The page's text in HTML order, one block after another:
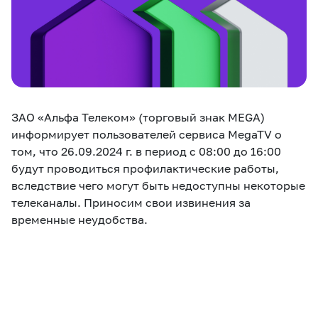
Услуги
Все услуги Развлечения Соц.сети
Звонки и SMS Подбор номера Доставка SIM
Компания
О нас Работа в MEGA
Партнерам
Карта офисов и
Сервисы
MegaTV MegaPay
ЗАО «Альфа Телеком» (торговый знак MEGA)
информирует пользователей сервиса MegaTV о
том, что 26.09.2024 г. в период с 08:00 до 16:00
будут проводиться профилактические работы,
вследствие чего могут быть недоступны некоторые
телеканалы. Приносим свои извинения за
временные неудобства.